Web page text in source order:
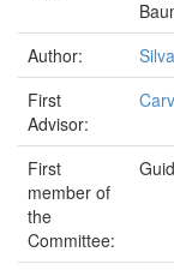
Author:
First
Advisor:
First
member of
the
Committee: